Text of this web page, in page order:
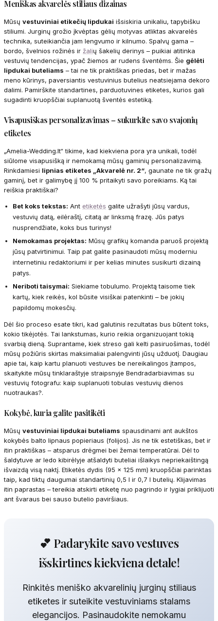
Meniškas akvarelės stiliaus dizainas
Mūsų vestuviniai etikečių lipdukai išsiskiria unikaliu, tapybišku
stiliumi. Jurginų grožio įkvėptas gėlių motyvas atliktas akvarelės
technika, suteikiančia jam lengvumo ir kilnumo. Spalvų gama –
bordo, švelnios rožinės ir žalių šakelių derinys – puikiai atitinka
vestuvių tendencijas, ypač žiemos ar rudens šventėms. Šie gėlėti
lipdukai buteliams – tai ne tik praktiškas priedas, bet ir mažas
meno kūrinys, paversiantis vestuvinius butelius neatsiejama dekoro
dalimi. Pamirškite standartines, parduotuvines etiketes, kurios gali
sugadinti kruopščiai suplanuotą šventės estetiką.
Visapusiškas personalizavimas – sukurkite savo svajonių
etiketes
„Amelia-Wedding.lt“ tikime, kad kiekviena pora yra unikali, todėl
siūlome visapusišką ir nemokamą mūsų gaminių personalizavimą.
Rinkdamiesi lipnias etiketes „Akvarelė nr. 2“, gaunate ne tik gražų
gaminį, bet ir galimybę jį 100 % pritaikyti savo poreikiams. Ką tai
reiškia praktiškai?
Bet koks tekstas: Ant etiketės galite užrašyti jūsų vardus,
vestuvių datą, eilėraštį, citatą ar linksmą frazę. Jūs patys
nusprendžiate, koks bus turinys!
Nemokamas projektas: Mūsų grafikų komanda paruoš projektą
jūsų patvirtinimui. Taip pat galite pasinaudoti mūsų moderniu
internetiniu redaktoriumi ir per kelias minutes susikurti dizainą
patys.
Neriboti taisymai: Siekiame tobulumo. Projektą taisome tiek
kartų, kiek reikės, kol būsite visiškai patenkinti – be jokių
papildomų mokesčių.
Dėl šio proceso esate tikri, kad galutinis rezultatas bus būtent toks,
kokio tikėjotės. Tai lankstumas, kurio reikia organizuojant tokią
svarbią dieną. Suprantame, kiek streso gali kelti pasiruošimas, todėl
mūsų požiūris skirtas maksimaliai palengvinti jūsų užduotį. Daugiau
apie tai, kaip kartu planuoti vestuves be nereikalingos įtampos,
skaitykite mūsų tinklaraštyje straipsnyje Bendradarbiavimas su
vestuvių fotografu: kaip suplanuoti tobulas vestuvių dienos
nuotraukas?.
Kokybė, kuria galite pasitikėti
Mūsų vestuviniai lipdukai buteliams spausdinami ant aukštos
kokybės balto lipnaus popieriaus (folijos). Jis ne tik estetiškas, bet ir
itin praktiškas – atsparus drėgmei bei žemai temperatūrai. Dėl to
šaldytuve ar ledo kibirėlyje atšaldyti buteliai išlaikys nepriekaištingą
išvaizdą visą naktį. Etiketės dydis (95 x 125 mm) kruopščiai parinktas
taip, kad tiktų daugumai standartinių 0,5 l ir 0,7 l butelių. Klijavimas
itin paprastas – tereikia atskirti etiketę nuo pagrindo ir lygiai priklijuoti
ant švaraus bei sauso butelio paviršiaus.
💕 Padarykite savo vestuves
išskirtines kiekviena detale!
Rinkitės meniško akvarelinių jurginų stiliaus
etiketes ir suteikite vestuviniams stalams
elegancijos. Pasinaudokite nemokamu